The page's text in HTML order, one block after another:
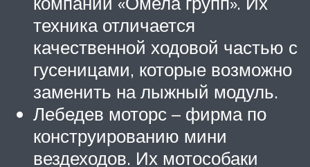
техника отличается
качественной ходовой частью с
гусеницами, которые возможно
заменить на лыжный модуль.
Лебедев моторс – фирма по
конструированию мини
вездеходов. Их мотособаки